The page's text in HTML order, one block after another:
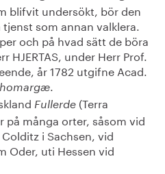
blifvit undersökt, bör den
som annan valklera.
och på hvad sätt de böra
HJERTAS, under Herr Prof.
år 1782 utgifne Acad.
.
Fullerde (Terra
på många orter, såsom vid
i Sachsen, vid
Oder, uti Hessen vid